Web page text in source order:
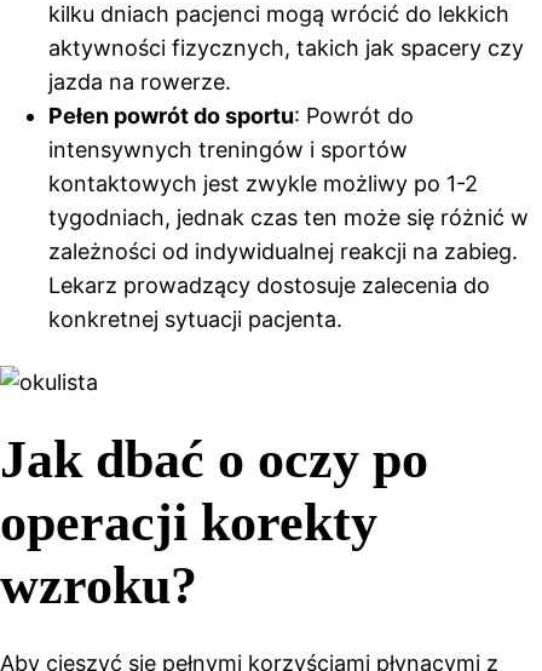
kilku dniach pacjenci mogą wrócić do lekkich
aktywności fizycznych, takich jak spacery czy
jazda na rowerze.
Pełen powrót do sportu: Powrót do
intensywnych treningów i sportów
kontaktowych jest zwykle możliwy po 1-2
tygodniach, jednak czas ten może się różnić w
zależności od indywidualnej reakcji na zabieg.
Lekarz prowadzący dostosuje zalecenia do
konkretnej sytuacji pacjenta.
Jak dbać o oczy po
operacji korekty
wzroku?
Aby cieszyć się pełnymi korzyściami płynącymi z